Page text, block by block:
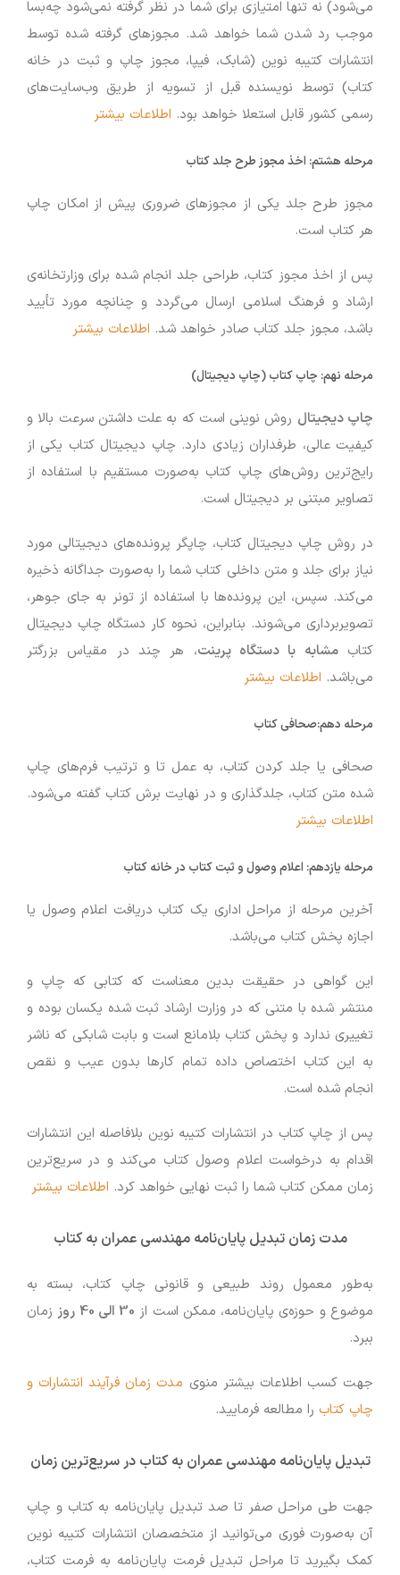
می‌شود) نه تنها امتیازی برای شما در نظر گرفته نمی‌شود چه‌بسا
موجب رد شدن شما خواهد شد. مجوزهای گرفته شده توسط
انتشارات کتیبه نوین (شابک، فیپا، مجوز چاپ و ثبت در خانه
کتاب) توسط نویسنده قبل از تسویه از طریق وب‌سایت‌های
رسمی کشور قابل استعلا خواهد بود. اطلاعات بیشتر
مرحله هشتم: اخذ مجوز طرح جلد کتاب
مجوز طرح جلد یکی از مجوزهای ضروری پیش از امکان چاپ
هر کتاب است.
پس از اخذ مجوز کتاب، طراحی جلد انجام شده برای وزارتخانه‌ی
ارشاد و فرهنگ اسلامی ارسال می‌گردد و چنانچه مورد تأیید
باشد، مجوز جلد کتاب صادر خواهد شد. اطلاعات بیشتر
مرحله نهم: چاپ کتاب (چاپ دیجیتال)
چاپ دیجیتال روش نوینی است که به علت داشتن سرعت بالا و
کیفیت عالی، طرفداران زیادی دارد. چاپ دیجیتال کتاب یکی از
رایج‌ترین روش‌های چاپ کتاب به‌صورت مستقیم با استفاده از
تصاویر مبتنی بر دیجیتال است.
در روش چاپ دیجیتال کتاب، چاپگر پرونده‌های دیجیتالی مورد
نیاز برای جلد و متن داخلی کتاب شما را به‌صورت جداگانه ذخیره
می‌کند. سپس، این پرونده‌ها با استفاده از تونر به جای جوهر،
تصویربرداری می‌شوند. بنابراین، نحوه کار دستگاه چاپ دیجیتال
کتابمشابه با دستگاه پرینت، هر چند در مقیاس بزرگتر
می‌باشد. اطلاعات بیشتر
مرحله دهم:صحافی کتاب
صحافی یا جلد کردن کتاب، به عمل تا و ترتیب فرم‌های چاپ
شده متن کتاب، جلدگذاری و در نهایت برش کتاب گفته می‌شود.
اطلاعات بیشتر
مرحله یازدهم: اعلام وصول و ثبت کتاب در خانه کتاب
آخرین مرحله از مراحل اداری یک کتاب دریافت اعلام وصول یا
اجازه پخش کتاب می‌باشد.
این گواهی در حقیقت بدین معناست که کتابی که چاپ و
منتشر شده با متنی که در وزارت ارشاد ثبت شده یکسان بوده و
تغییری ندارد و پخش کتاب بلامانع است و بابت شابکی که ناشر
به این کتاب اختصاص داده تمام کارها بدون عیب و نقص
انجام شده است.
پس از چاپ کتاب در انتشارات کتیبه نوین بلافاصله این انتشارات
اقدام به درخواست اعلام وصول کتاب می‌کند و در سریع‌ترین
زمان ممکن کتاب شما را ثبت نهایی خواهد کرد. اطلاعات بیشتر
مدت زمان تبدیل پایان‌نامه مهندسی عمران به کتاب
به‌طور معمول روند طبیعی و قانونی چاپ کتاب، بسته به
موضوع و حوزه‌ی پایان‌نامه، ممکن است از 30 الی 40 روز
زمان
ببرد.
جهت کسب اطلاعات بیشتر منوی مدت زمان فرآیند انتشارات و
چاپ کتاب را مطالعه فرمایید.
تبدیل پایان‌نامه مهندسی عمران به کتاب در سریع‌ترین زمان
جهت طی مراحل صفر تا صد تبدیل پایان‌نامه به کتاب و چاپ
آن به‌صورت فوری می‌توانید از متخصصان انتشارات کتیبه نوین
کمک بگیرید تا مراحل تبدیل فرمت پایان‌نامه به فرمت کتاب،